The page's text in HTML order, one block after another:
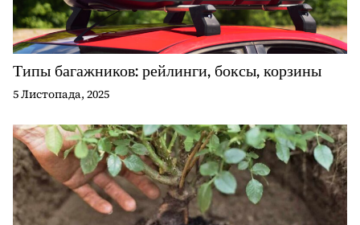
Типы багажников: рейлинги, боксы, корзины
5 Листопада, 2025